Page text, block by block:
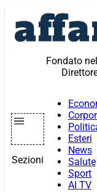
contenuto
Fondato
Sezioni
Esteri
News
Salute
Sport
AI TV